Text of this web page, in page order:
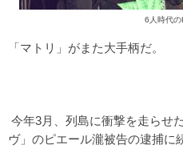
6人時代の
「マトリ」がまた大手柄だ。
今年3月、列島に衝撃を走らせ
ヴ」のピエール瀧被告の逮捕に